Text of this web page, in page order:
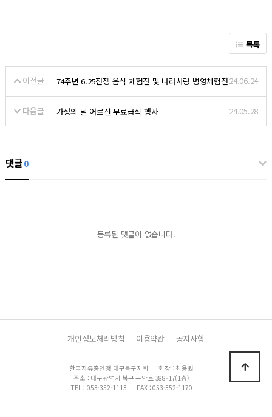
목록
이전글 74주년 6.25전쟁 음식 체험전 및 나라사랑 병영체험전24.06.24
다음글 가정의 달 어르신 무료급식 행사 24.05.28
댓글0
등록된 댓글이 없습니다.
개인정보처리방침 이용약관 공지사항
한국자유총연맹 대구북구지회
회장 : 최용원
주소 : 대구광역시 북구 구암로 388-17(1층)
TEL : 053-352-1113
FAX : 053-352-1170